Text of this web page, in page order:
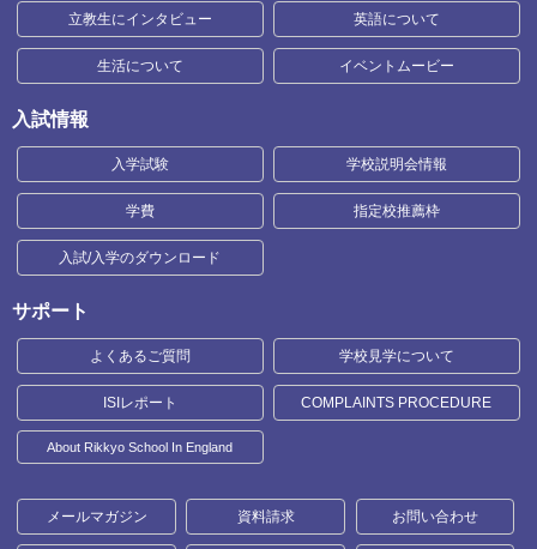
立教生にインタビュー 英語について
生活について イベントムービー
入試情報
入学試験 学校説明会情報
学費 指定校推薦枠
入試/入学のダウンロード
サポート
よくあるご質問 学校見学について
ISIレポート COMPLAINTS PROCEDURE
About Rikkyo School In England
メールマガジン 資料請求 お問い合わせ